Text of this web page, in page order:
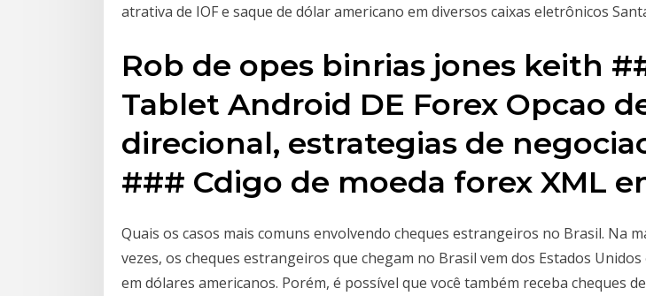
atrativa de IOF e saque de dólar americano em diversos caixas eletrônicos
Rob de opes binrias jones keith
Tablet Android DE Forex Opcao
direcional, estrategias de
### Cdigo de moeda forex XML
Quais os casos mais comuns envolvendo cheques estrangeiros no Brasil. Na
vezes, os cheques estrangeiros que chegam no Brasil vem dos Estados Unidos
em dólares americanos. Porém, é possível que você também receba cheques